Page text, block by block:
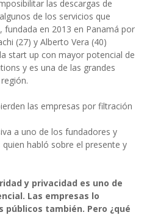
las descargas de
de los servicios que
fundada en 2013 en Panamá por
(27) y Alberto Vera (40)
start up con mayor potencial de
y es una de las grandes
las empresas por filtración
a uno de los fundadores y
habló sobre el presente y
y privacidad es uno de
Las empresas lo
públicos también. Pero ¿qué